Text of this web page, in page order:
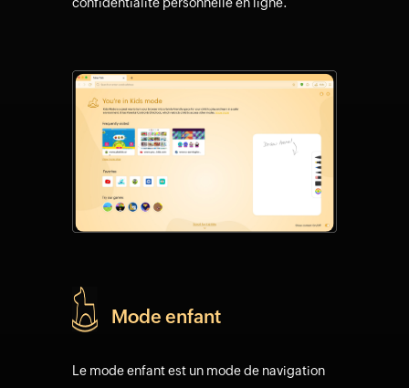
Mode enfant
Le mode enfant est un mode de navigation